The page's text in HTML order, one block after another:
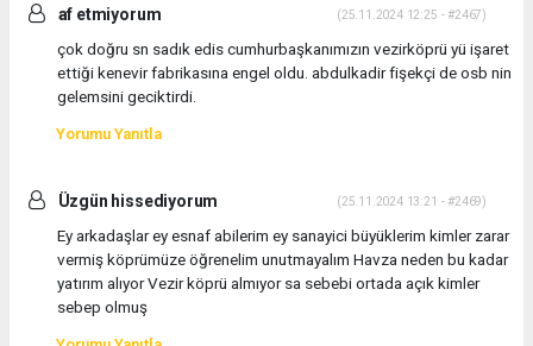
af etmiyorum (25.11.2024 12:25 - #2467)
çok doğru sn sadık edis cumhurbaşkanımızın vezirköprü yü işaret
ettiği kenevir fabrikasına engel oldu. abdulkadir fişekçi de osb nin
gelemsini geciktirdi.
Yorumu Yanıtla
Üzgün hissediyorum (25.11.2024 13:21 - #2469)
Ey arkadaşlar ey esnaf abilerim ey sanayici büyüklerim kimler zarar
vermiş köprümüze öğrenelim unutmayalım Havza neden bu kadar
yatırım alıyor Vezir köprü almıyor sa sebebi ortada açık kimler
sebep olmuş